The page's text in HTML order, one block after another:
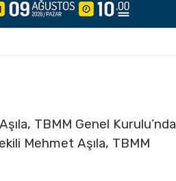
TBMM Genel Kurulu’nda
Mehmet Aşıla, TBMM